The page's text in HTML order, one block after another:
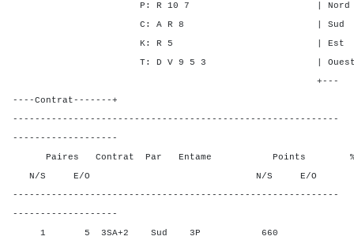
P: R 10 7 | Nord 4 3
C: A R 8 | Sud 4 3
K: R 5 | Est - -
T: D V 9 5 3 | Ouest -
+---
----Contrat-------+
-----------------------------------------------------------
-------------------
Paires Contrat Par Entame Points %
N/S E/O N/S E/O N/
-----------------------------------------------------------
-------------------
1 5 3SA+2 Sud 3P 660